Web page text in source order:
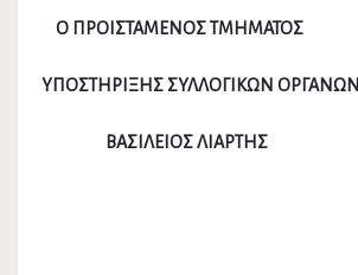
Ο ΠΡΟΙΣΤΑΜΕΝΟΣ ΤΜΗΜΑΤΟΣ
ΥΠΟΣΤΗΡΙΞΗΣ ΣΥΛΛΟΓΙΚΩΝ ΟΡΓΑΝΩΝ
ΒΑΣΙΛΕΙΟΣ ΛΙΑΡΤΗΣ